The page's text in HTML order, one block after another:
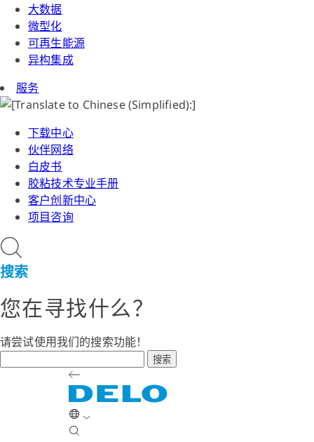
大数据
微型化
可再生能源
异构集成
服务
下载中心
伙伴网络
白皮书
胶粘技术专业手册
客户创新中心
项目咨询
搜索
您在寻找什么？
请尝试使用我们的搜索功能！
搜索